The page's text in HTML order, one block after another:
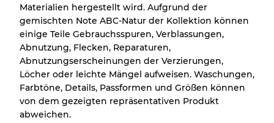
Materialien hergestellt wird. Aufgrund der
gemischten Note ABC-Natur der Kollektion können
einige Teile Gebrauchsspuren, Verblassungen,
Abnutzung, Flecken, Reparaturen,
Abnutzungserscheinungen der Verzierungen,
Löcher oder leichte Mängel aufweisen. Waschungen,
Farbtöne, Details, Passformen und Größen können
von dem gezeigten repräsentativen Produkt
abweichen.